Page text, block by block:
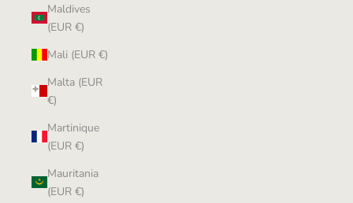
Maldives
(EUR €)
Mali (EUR €)
Malta (EUR
€)
Martinique
(EUR €)
Mauritania
(EUR €)